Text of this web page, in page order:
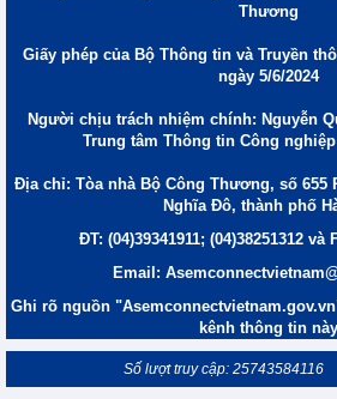
Thương
Giấy phép của Bộ Thông tin và Truyền
ngày 5/6/2024
Người chịu trách nhiệm chính: Nguyễn
Trung tâm Thông tin Công
Địa chỉ: Tòa nhà Bộ Công Thương, số 655
Nghĩa Đô, thành phố
ĐT: (04)39341911; (04)38251312 và
Email:
Ghi rõ nguồn
kênh thông tin này
Số lượt truy cập: 25743584116